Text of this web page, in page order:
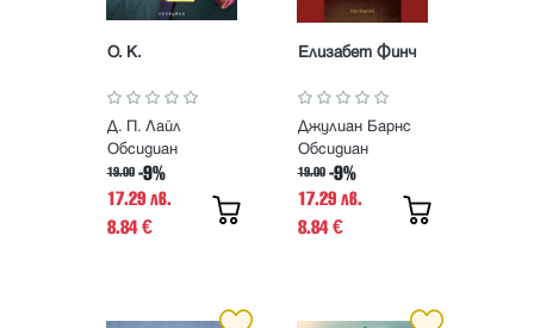
О. К.
Д. П. Лайл
Обсидиан
19.00 -9%
17.29 лв.
8.84€
Елизабет Финч
Джулиан Барнс
Обсидиан
19.00 -9%
17.29 лв.
8.84€